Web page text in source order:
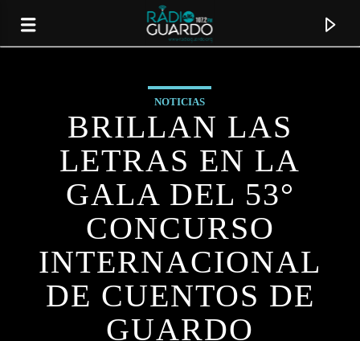
CANCIÓN ACTUAL
NOTICIAS
BRILLAN LAS
LETRAS EN LA
GALA DEL 53°
CONCURSO
INTERNACIONAL
DE CUENTOS DE
GUARDO